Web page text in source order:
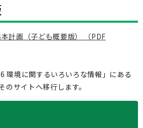
計画（子ども概要版） （PDF
環境に関するいろいろな情報」にある
のサイトへ移行します。